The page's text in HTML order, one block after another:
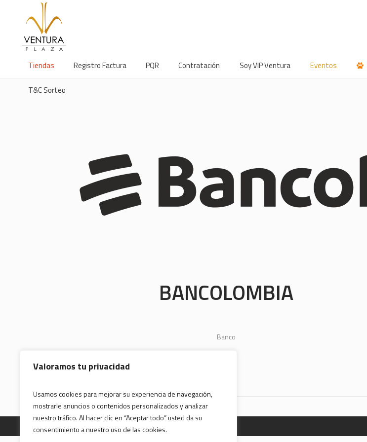
Valoramos tu privacidad
Usamos cookies para mejorar su experiencia de navegación,
mostrarle anuncios o contenidos personalizados y analizar
nuestro tráfico. Al hacer clic en “Aceptar todo” usted da su
consentimiento a nuestro uso de las cookies.
Tiendas Registro Factura PQR Contratación Soy VIP Ventura Eventos
T&C Sorteo
BANCOLOMBIA
Banco